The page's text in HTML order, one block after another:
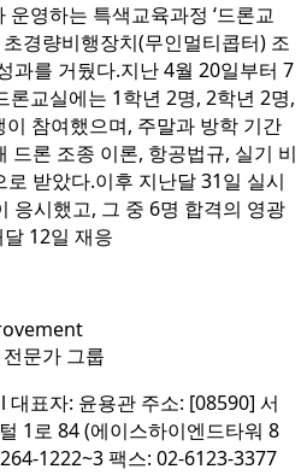
영하는 특색교육과정 ‘드론교
경량비행장치(무인멀티콥터) 조
과를 거뒀다.지난 4월 20일부터 7
론교실에는 1학년 2명, 2학년 2명,
참여했으며, 주말과 방학 기간
드론 조종 이론, 항공법규, 실기 비
받았다.이후 지난달 31일 실시
응시했고, 그 중 6명 합격의 영광
12일 재응
문가 그룹
l 대표자: 윤용관 주소: [08590] 서
1로 84 (에이스하이엔드타워 8
1222~3 팩스: 02-6123-3377